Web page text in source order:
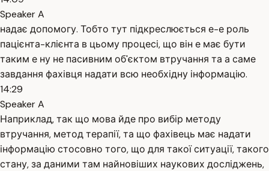
Speaker A
надає допомогу. Тобто тут підкреслюється е-е роль
пацієнта-клієнта в цьому процесі, що він е має бути
таким е ну не пасивним об'єктом втручання та а саме
завдання фахівця надати всю необхідну інформацію.
14:29
Speaker A
Наприклад, так що мова йде про вибір методу
втручання, метод терапії, та що фахівець має надати
інформацію стосовно того, що для такої ситуації, такого
стану, за даними там найновіших наукових досліджень,